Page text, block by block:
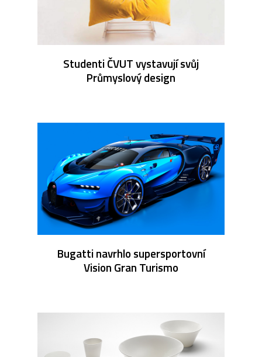
Studenti ČVUT vystavují svůj
Průmyslový design
Bugatti navrhlo supersportovní
Vision Gran Turismo